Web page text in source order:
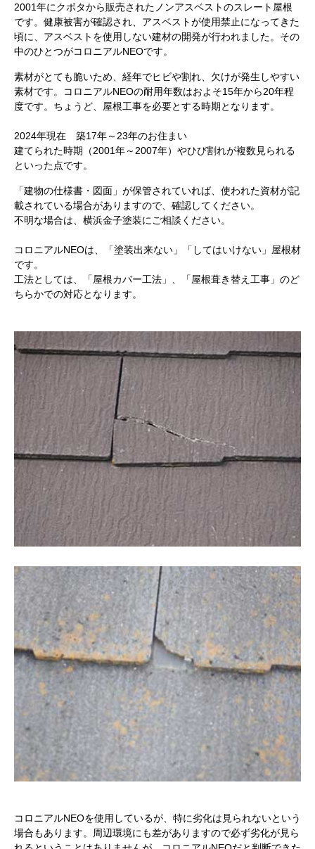
2001年にクボタから販売されたノンアスベストのスレート屋根
です。健康被害が確認され、アスベストが使用禁止になってきた
頃に、アスベストを使用しない建材の開発が行われました。その
中のひとつがコロニアルNEOです。
素材がとても脆いため、経年でヒビや割れ、欠けが発生しやすい
素材です。コロニアルNEOの耐用年数はおよそ15年から20年程
度です。ちょうど、屋根工事を必要とする時期となります。
2024年現在 築17年～23年のお住まい
建てられた時期（2001年～2007年）やひび割れが複数見られる
といった点です。
「建物の仕様書・図面」が保管されていれば、使われた資材が記
載されている場合がありますので、確認してください。
不明な場合は、横浜金子塗装にご相談ください。
コロニアルNEOは、「塗装出来ない」「してはいけない」屋根材
です。
工法としては、「屋根カバー工法」、「屋根葺き替え工事」のど
ちらかでの対応となります。
コロニアルNEOを使用しているが、特に劣化は見られないという
場合もあります。周辺環境にも差がありますので必ず劣化が見ら